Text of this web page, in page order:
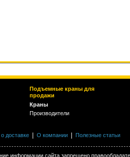
Подъемные краны для
продажи
Краны
Производители
доставке О компании Полезные статьи
информации сайта запрещено